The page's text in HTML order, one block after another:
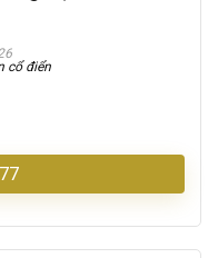
cổ điển